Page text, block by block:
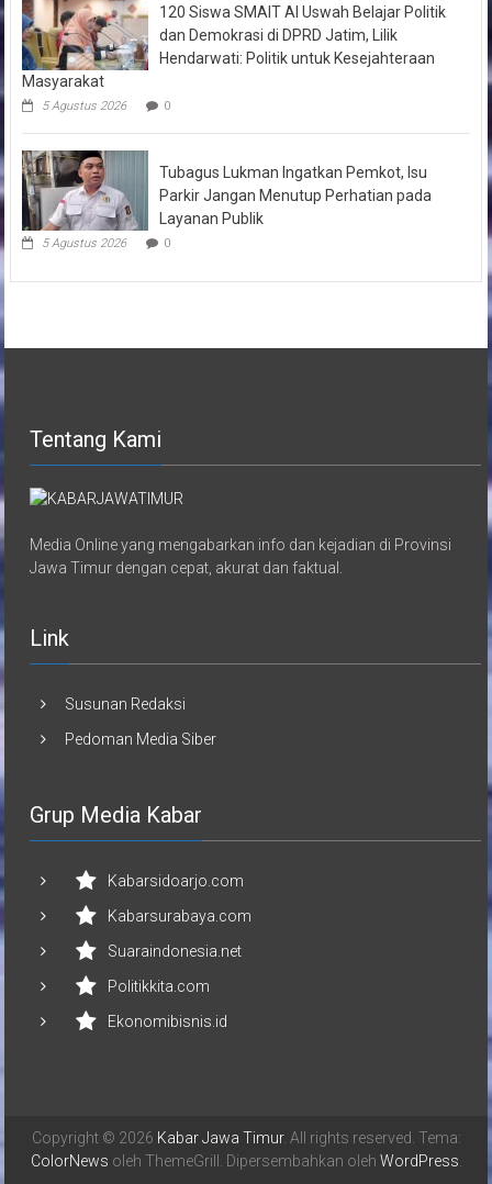
120 Siswa SMAIT Al Uswah Belajar Politik
dan Demokrasi di DPRD Jatim, Lilik
Hendarwati: Politik untuk Kesejahteraan
Masyarakat
5 Agustus 2026 0
Tubagus Lukman Ingatkan Pemkot, Isu
Parkir Jangan Menutup Perhatian pada
Layanan Publik
5 Agustus 2026 0
Tentang Kami
Media Online yang mengabarkan info dan kejadian di Provinsi
Jawa Timur dengan cepat, akurat dan faktual.
Link
Susunan Redaksi
Pedoman Media Siber
Grup Media Kabar
Kabarsidoarjo.com
Kabarsurabaya.com
Suaraindonesia.net
Politikkita.com
Ekonomibisnis.id
Copyright © 2026 Kabar Jawa Timur. All rights reserved. Tema:
ColorNews oleh ThemeGrill. Dipersembahkan oleh WordPress.